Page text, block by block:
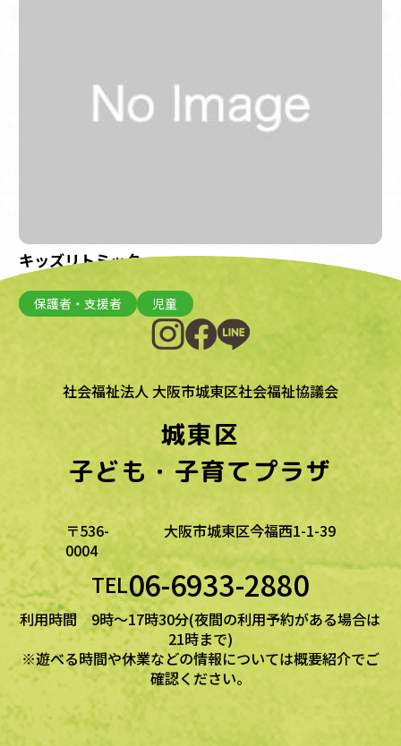
キッズリトミック
開催日：2023年3月8日(水)
保護者・支援者
児童
社会福祉法人 大阪市城東区社会福祉協議会
城東区
子ども・子育てプラザ
〒536-
0004
大阪市城東区今福西1-1-39
TEL06-6933-2880
利用時間 9時～17時30分(夜間の利用予約がある場合は
21時まで)
※遊べる時間や休業などの情報については概要紹介でご
確認ください。